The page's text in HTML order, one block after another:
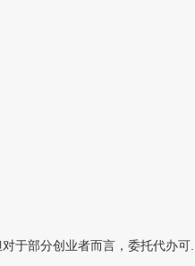
于部分创业者而言，委托代办可...